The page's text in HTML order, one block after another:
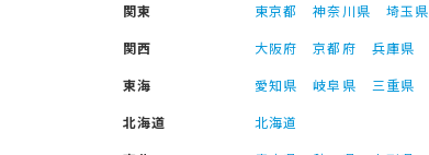
関東 東京都 神奈川県 埼玉県
関西
大阪府 京都府 兵庫県
東海
愛知県 岐阜県 三重県
北海道
北海道